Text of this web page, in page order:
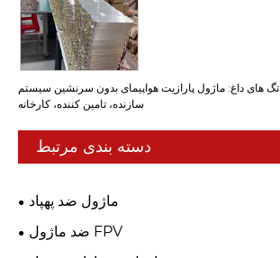
تگ های داغ: ماژول پارازیت هواپیمای بدون سرنشین سیستم FPV N-end، چین،
سازنده، تامین کننده، کارخانه
دسته بندی مرتبط
ماژول ضد پهپاد
ضد ماژول FPV